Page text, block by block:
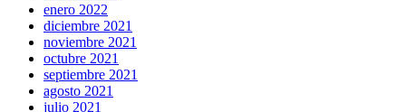
enero 2022
diciembre 2021
noviembre 2021
octubre 2021
septiembre 2021
agosto 2021
julio 2021